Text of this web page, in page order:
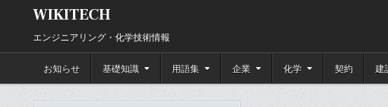
WIKITECH
エンジニアリング・化学技術情報
お知らせ 基礎知識 用語集 企業 化学 契約 建